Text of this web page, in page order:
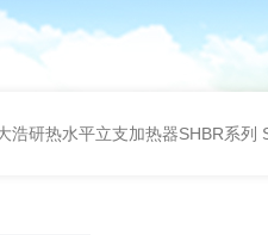
浩研热水平立支加热器SHBR系列